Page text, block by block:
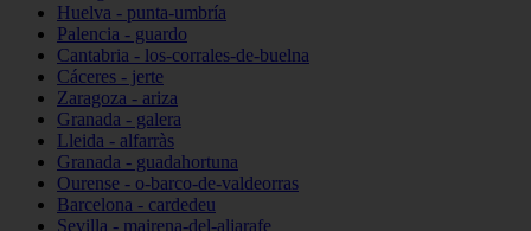
Huelva - punta-umbría
Palencia - guardo
Cantabria - los-corrales-de-buelna
Cáceres - jerte
Zaragoza - ariza
Granada - galera
Lleida - alfarràs
Granada - guadahortuna
Ourense - o-barco-de-valdeorras
Barcelona - cardedeu
Sevilla - mairena-del-aljarafe